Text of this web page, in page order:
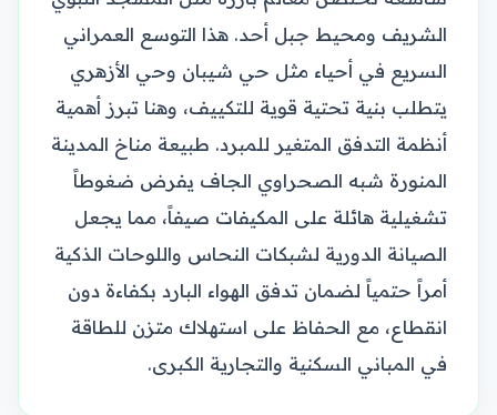
الشريف ومحيط جبل أحد. هذا التوسع العمراني
السريع في أحياء مثل حي شيبان وحي الأزهري
يتطلب بنية تحتية قوية للتكييف، وهنا تبرز أهمية
أنظمة التدفق المتغير للمبرد. طبيعة مناخ المدينة
المنورة شبه الصحراوي الجاف يفرض ضغوطاً
تشغيلية هائلة على المكيفات صيفاً، مما يجعل
الصيانة الدورية لشبكات النحاس واللوحات الذكية
أمراً حتمياً لضمان تدفق الهواء البارد بكفاءة دون
انقطاع، مع الحفاظ على استهلاك متزن للطاقة
في المباني السكنية والتجارية الكبرى.